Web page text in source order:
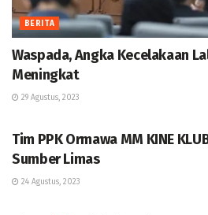
BERITA
Waspada, Angka Kecelakaan
Meningkat
29 Agustus, 2023
Tim PPK Ormawa MM KINE
Sumber Limas
24 Agustus, 2023